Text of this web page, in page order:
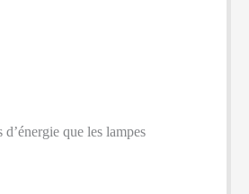
que les lampes